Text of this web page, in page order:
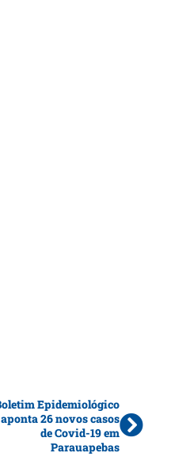
Epidemiológico
aponta 26 novos casos
de Covid-19 em
Parauapebas